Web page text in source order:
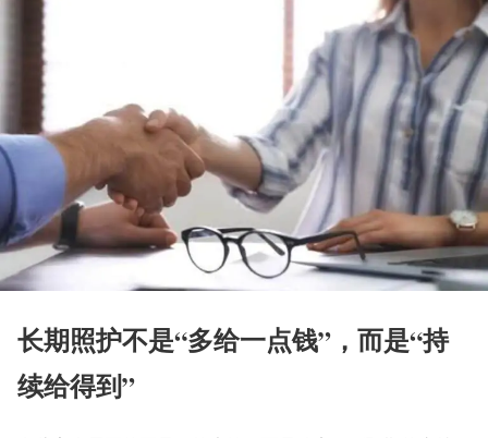
长期照护不是“多给一点钱”，而是“持
续给得到”